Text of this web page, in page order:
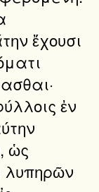
ἔχουσι
ἐν
ὡς
λυπηρῶν